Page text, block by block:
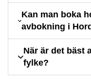
Kan man boka
avbokning i
När är det bäst
fylke?